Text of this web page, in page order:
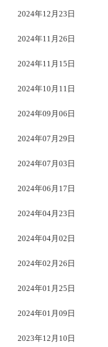
2024年12月23日
2024年11月26日
2024年11月15日
2024年10月11日
2024年09月06日
2024年07月29日
2024年07月03日
2024年06月17日
2024年04月23日
2024年04月02日
2024年02月26日
2024年01月25日
2024年01月09日
2023年12月10日